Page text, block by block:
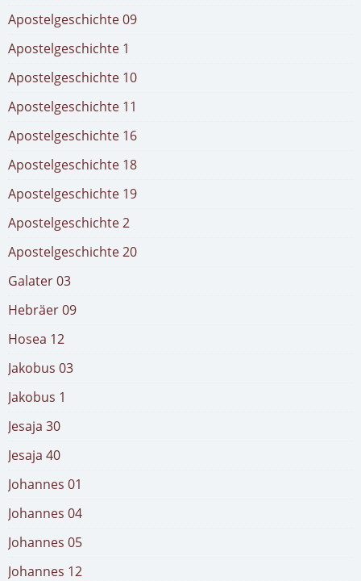
Apostelgeschichte 09
Apostelgeschichte 1
Apostelgeschichte 10
Apostelgeschichte 11
Apostelgeschichte 16
Apostelgeschichte 18
Apostelgeschichte 19
Apostelgeschichte 2
Apostelgeschichte 20
Galater 03
Hebräer 09
Hosea 12
Jakobus 03
Jakobus 1
Jesaja 30
Jesaja 40
Johannes 01
Johannes 04
Johannes 05
Johannes 12